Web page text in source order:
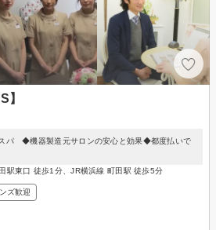
】
パ ◆機器製造元サロンの安心と効果◆都度払いで
駅東口 徒歩1分、JR横浜線 町田駅 徒歩5分
ズ歓迎